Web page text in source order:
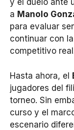
y el duelo ante
a Manolo
para evaluar
continuar con
competitivo
Hasta ahora, el
jugadores del
torneo. Sin
curso y el
escenario